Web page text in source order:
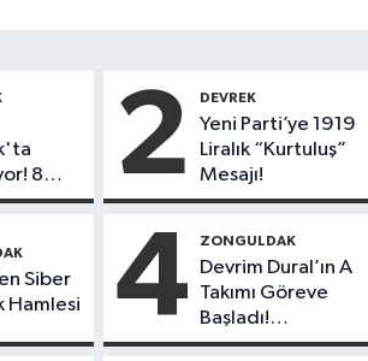
8
2 DEVREK
Yeni Parti’ye 1919
Liralık “Kurtuluş”
Mesajı!
Siber
Hamlesi
4 ZONGULDAK
Devrim Dural’ın A
Takımı Göreve
Başladı!
Yönetimde